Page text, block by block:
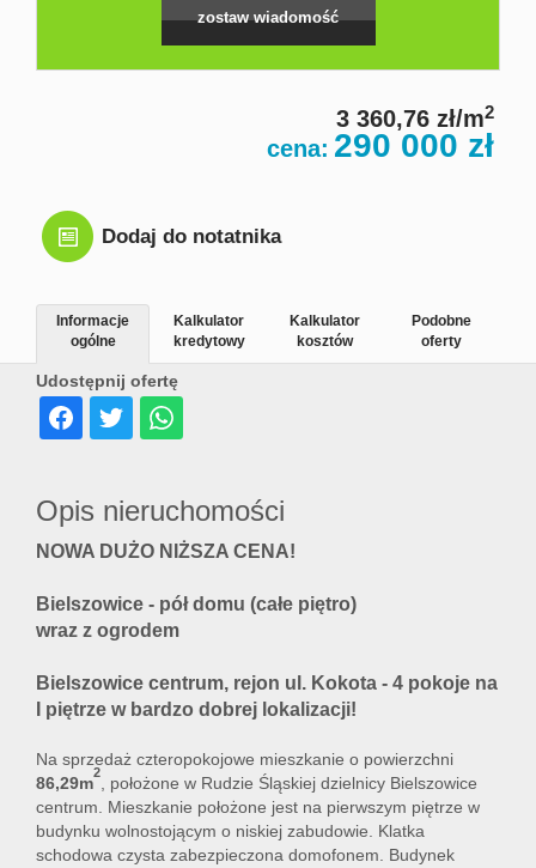
Zgłoś
Zgłoś
zostaw wiadomość
3 360,76 zł/m2
cena: 290 000 zł
Dodaj do notatnika
Udostępnij ofertę
Informacje
ogólne
Kalkulator
kredytowy
Kalkulator
kosztów
Podobne
oferty
Opis nieruchomości
NOWA DUŻO NIŻSZA CENA!
Bielszowice - pół domu (całe piętro)
wraz z ogrodem
Bielszowice centrum, rejon ul. Kokota - 4 pokoje na
I piętrze w bardzo dobrej lokalizacji!
Na sprzedaż czteropokojowe mieszkanie o powierzchni
86,29m
2
, położone w Rudzie Śląskiej dzielnicy Bielszowice
centrum. Mieszkanie położone jest na pierwszym piętrze w
budynku wolnostojącym o niskiej zabudowie. Klatka
schodowa czysta zabezpieczona domofonem. Budynek